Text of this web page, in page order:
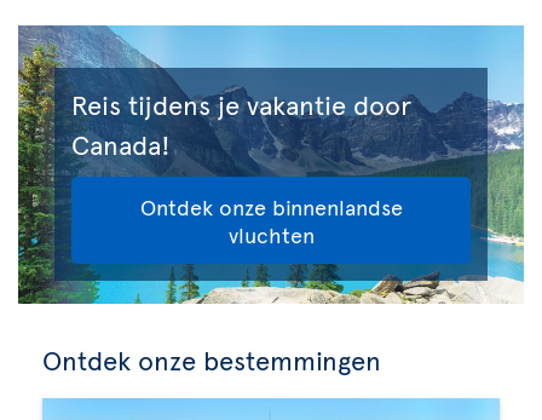
Reis tijdens je vakantie door
Canada!
Ontdek onze binnenlandse
vluchten
Ontdek onze bestemmingen